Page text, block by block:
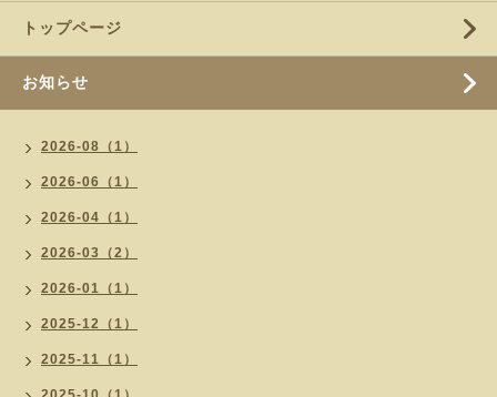
トップページ
お知らせ
2026-08（1）
2026-06（1）
2026-04（1）
2026-03（2）
2026-01（1）
2025-12（1）
2025-11（1）